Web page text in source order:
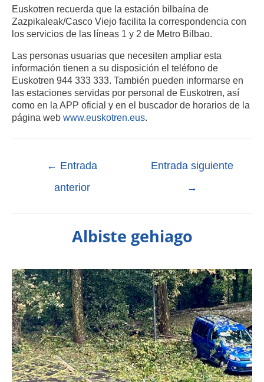
Euskotren recuerda que la estación bilbaína de
Zazpikaleak/Casco Viejo facilita la correspondencia con
los servicios de las líneas 1 y 2 de Metro Bilbao.
Las personas usuarias que necesiten ampliar esta
información tienen a su disposición el teléfono de
Euskotren 944 333 333. También pueden informarse en
las estaciones servidas por personal de Euskotren, así
como en la APP oficial y en el buscador de horarios de la
página web www.euskotren.eus.
← Entrada
anterior
Entrada siguiente
→
Albiste gehiago